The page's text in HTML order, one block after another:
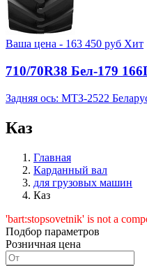
Ваша цена - 163 450 руб Хит
710/70R38 Бел-179
Задняя ось: МТЗ-2522
Каз
Главная
Карданный вал
для грузовых машин
Каз
'bart:stopsovetnik' is not a
Подбор параметров
Розничная цена